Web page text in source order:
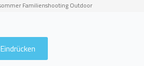
Familienshooting Outdoor